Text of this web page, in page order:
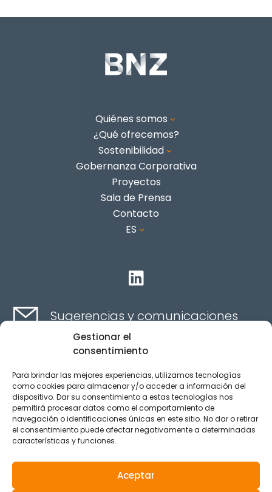
Gestionar el
consentimiento
Para brindar las mejores experiencias, utilizamos tecnologías
como cookies para almacenar y/o acceder a información del
dispositivo. Dar su consentimiento a estas tecnologías nos
permitirá procesar datos como el comportamiento de
navegación o identificaciones únicas en este sitio. No dar o retirar
el consentimiento puede afectar negativamente a determinadas
características y funciones.
Aceptar
Quiénes somos 3
¿Qué ofrecemos?
Sostenibilidad 3
Gobernanza Corporativa
Proyectos
Sala de Prensa
Contacto
ES 3

Sugerencias y comunicaciones
Canal Ético
Aviso legal
Política de privacidad
Política de Cookies